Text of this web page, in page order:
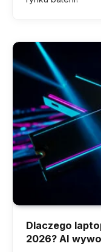
Dlaczego
2026? AI